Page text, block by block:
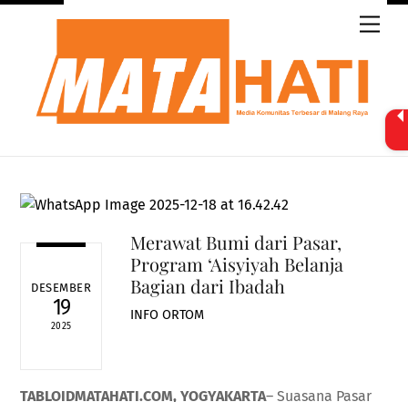
Skip
DESEMBER
19
2025
Merawat Bumi dari Pasar,
Program ‘Aisyiyah Belanja
Bagian dari Ibadah
INFO ORTOM
TABLOIDMATAHATI.COM, YOGYAKARTA– Suasana Pasar